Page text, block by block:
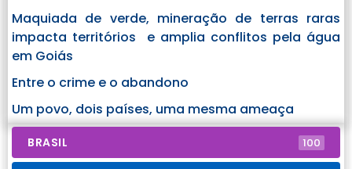
Maquiada de verde, mineração de terras raras
impacta territórios e amplia conflitos pela água
em Goiás
Entre o crime e o abandono
Um povo, dois países, uma mesma ameaça
BRASIL 100